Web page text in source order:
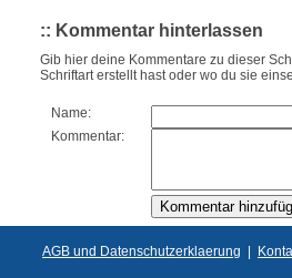
:: Kommentar hinterlassen
Gib hier deine Kommentare zu dieser
Schriftart erstellt hast oder wo du sie
Name:
Kommentar:
AGB und Datenschutzerklaerung |